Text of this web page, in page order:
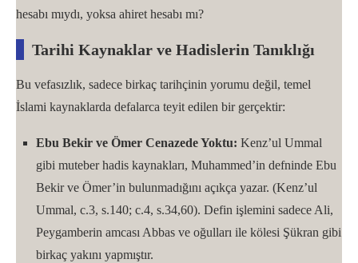
hesabı mıydı, yoksa ahiret hesabı mı?
Tarihi Kaynaklar ve Hadislerin Tanıklığı
Bu vefasızlık, sadece birkaç tarihçinin yorumu değil, temel
İslami kaynaklarda defalarca teyit edilen bir gerçektir:
Ebu Bekir ve Ömer Cenazede Yoktu: Kenz’ul Ummal
gibi muteber hadis kaynakları, Muhammed’in defninde Ebu
Bekir ve Ömer’in bulunmadığını açıkça yazar. (Kenz’ul
Ummal, c.3, s.140; c.4, s.34,60). Defin işlemini sadece Ali,
Peygamberin amcası Abbas ve oğulları ile kölesi Şükran gibi
birkaç yakını yapmıştır.